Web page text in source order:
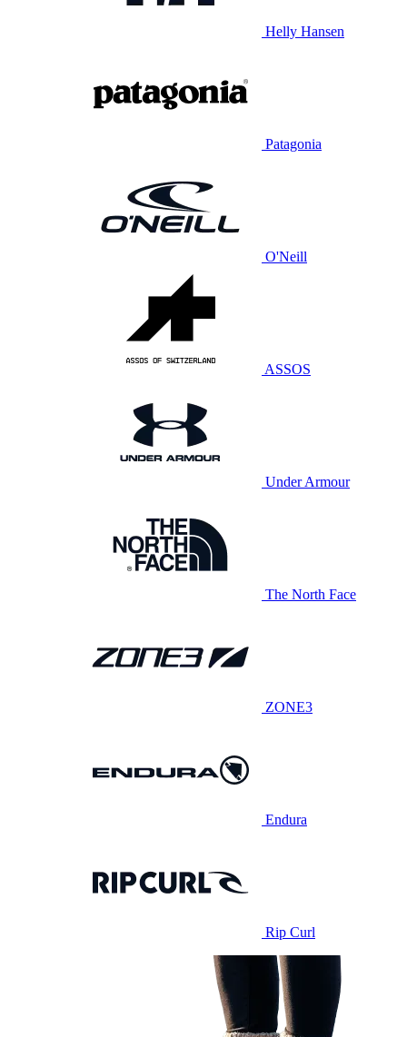
Helly Hansen
Patagonia
O'Neill
ASSOS
Under Armour
The North Face
ZONE3
Endura
Rip Curl